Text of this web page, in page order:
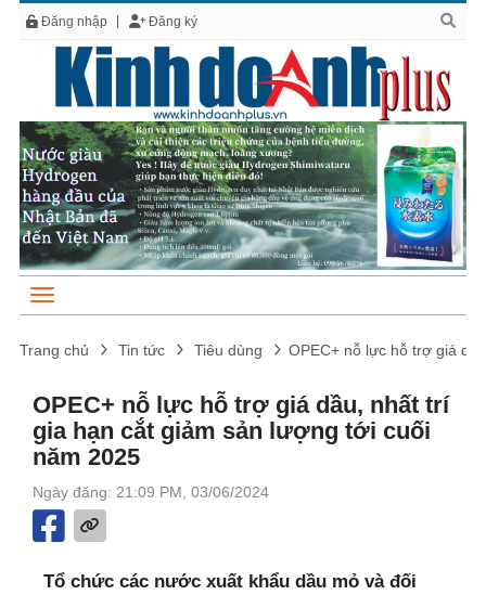
Đăng nhập Đăng ký
Trang chủ Tin tức Tiêu dùng OPEC+ nỗ lực hỗ trợ giá
OPEC+ nỗ lực hỗ trợ giá dầu, nhất trí
gia hạn cắt giảm sản lượng tới cuối
năm 2025
Ngày đăng: 21:09 PM, 03/06/2024
Tổ chức các nước xuất khẩu dầu mỏ và đối